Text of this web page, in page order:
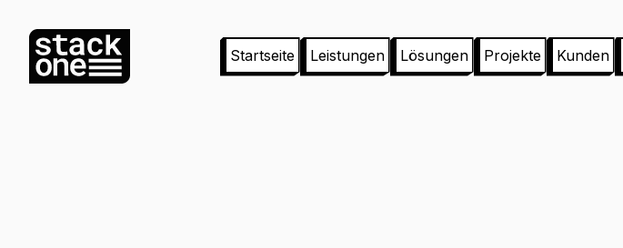
Startseite Leistungen Lösungen Projekte Kunden